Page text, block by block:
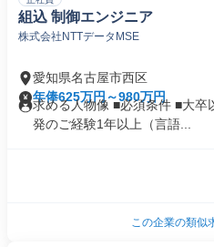
組込 制御エンジニア
株式会社NTTデータMSE
愛知県名古屋市西区
年俸625万円～980万円
求める人物像 ■必須条件 ■大卒
発のご経験1年以上（言語...
この企業の類似